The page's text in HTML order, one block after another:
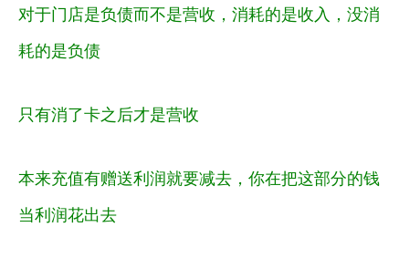
对于门店是负债而不是营收，消耗的是收入，没消
耗的是负债
只有消了卡之后才是营收
本来充值有赠送利润就要减去，你在把这部分的钱
当利润花出去